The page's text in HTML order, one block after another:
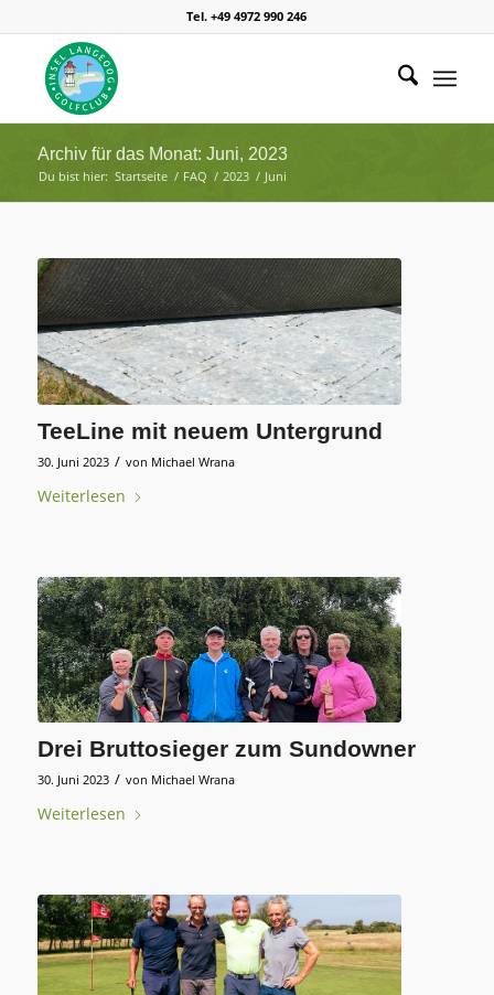
Tel. +49 4972 990 246
Archiv für das Monat: Juni, 2023
Du bist hier: Startseite / FAQ / 2023 / Juni
TeeLine mit neuem Untergrund
30. Juni 2023 / von Michael Wrana
Weiterlesen
Drei Bruttosieger zum Sundowner
30. Juni 2023 / von Michael Wrana
Weiterlesen